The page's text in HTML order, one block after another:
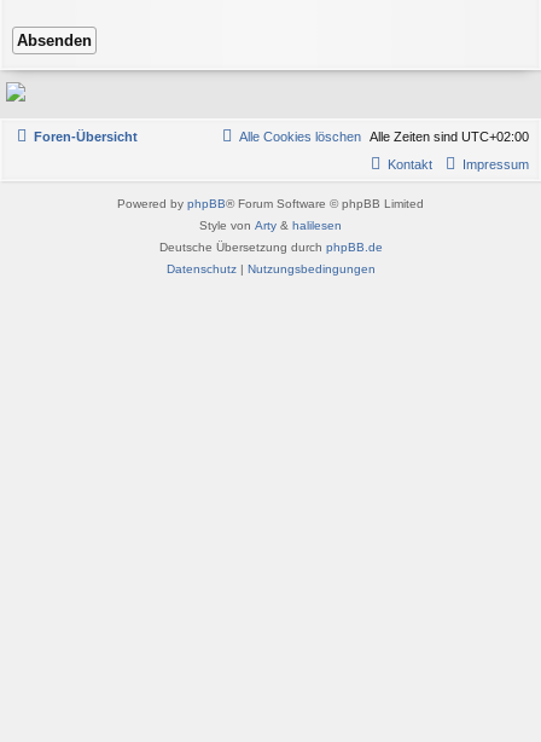
Foren-Übersicht Alle Zeiten sind UTC+02:00
Alle Cookies löschen
Impressum
Kontakt
Powered by phpBB® Forum Software © phpBB Limited
Style von Arty & halilesen
Deutsche Übersetzung durch phpBB.de
Datenschutz| Nutzungsbedingungen